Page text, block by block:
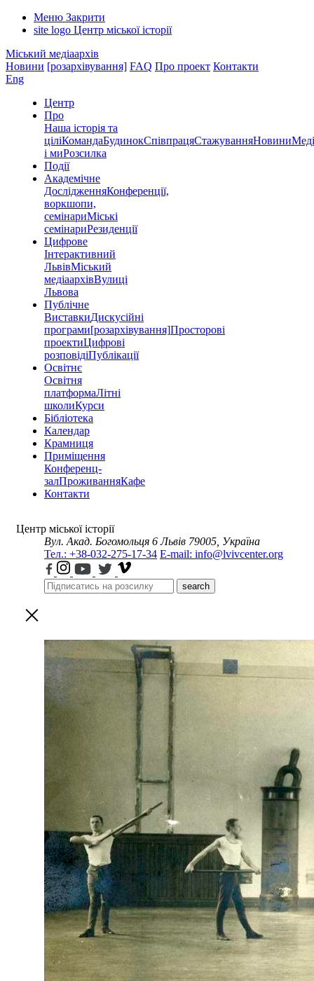
Меню Закрити
site logo Центр міської історії
Міський медіаархів
Новини [розархівування] FAQ Про проект Контакти
Eng
Центр
Про
Наша історія та
ціліКомандаБудинокСпівпрацяСтажуванняНовини
і миРозсилка
Події
Академічне
ДослідженняКонференції,
воркшопи,
семінариМіські
семінариРезиденції
Цифрове
Інтерактивний
ЛьвівМіський
медіаархівВулиці
Львова
Публічне
ВиставкиДискусійні
програми[розархівування]Просторові
проектиЦифрові
розповідіПублікації
Освітнє
Освітня
платформаЛітні
школиКурси
Бібліотека
Календар
Крамниця
Приміщення
Конференц-
залПроживанняКафе
Контакти
Центр міської історії
Вул. Акад. Богомольця 6 Львів 79005, Україна
Тел.: +38-032-275-17-34 E-mail: info@lvivcenter.org
search